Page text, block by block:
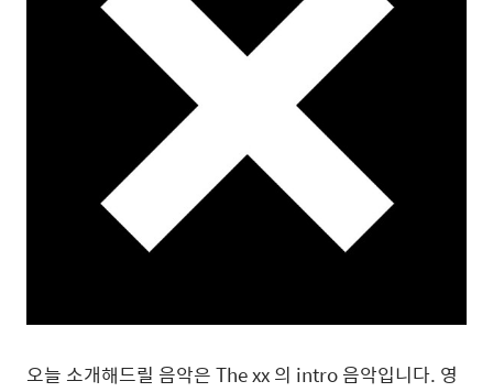
오늘 소개해드릴 음악은 The xx 의 intro 음악입니다. 영